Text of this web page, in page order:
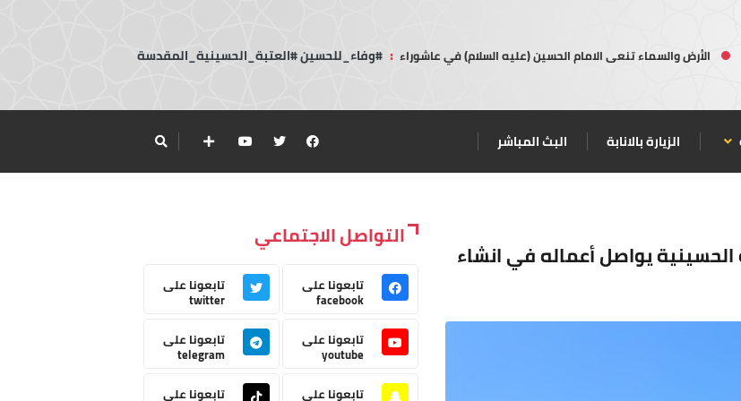
الأرض والسماء تنعى الامام الحسين (عليه السلام) في عاشوراء : #وفاء_للحسين #العتبة_الحسينية_المقدسة
الزيارة بالانابة البث المباشر
يواصل أعماله في انشاء
التواصل الاجتماعي
تابعونا على
facebook
تابعونا على
twitter
تابعونا على
youtube
تابعونا على
telegram
تابعونا على
تابعونا على